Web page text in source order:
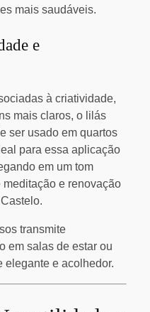
mais saudáveis.
e
à criatividade,
mais claros, o lilás
ser usado em quartos
para essa aplicação
em um tom
e renovação
transmite
em salas de estar ou
elegante e acolhedor.